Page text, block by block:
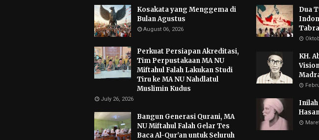
Kosakata yang Menggema di
Bulan Agustus
August 06, 2026
Perkuat Persiapan Akreditasi,
Tim Perpustakaan MA NU
Miftahul Falah Lakukan Studi
Tiru ke MA NU Nahdlatul
Muslimin Kudus
July 26, 2026
Bangun Generasi Qurani, MA
NU Miftahul Falah Gelar Tes
Baca Al-Qur'an untuk Seluruh
Dua
KH.
Inilah